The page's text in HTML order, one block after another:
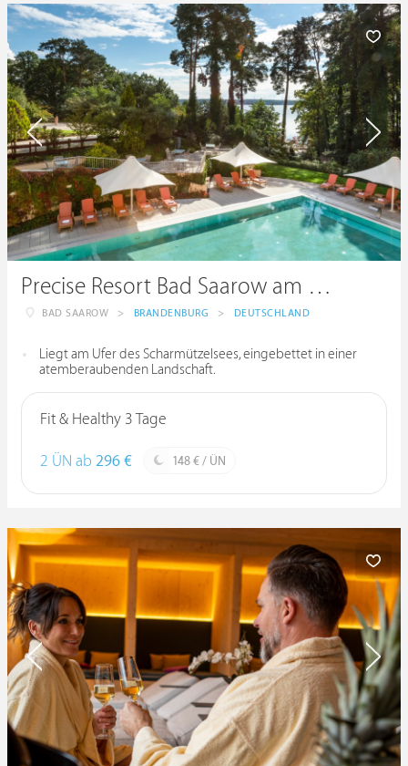
Precise Resort Bad Saarow am Scharmützelsee
BAD SAAROW > BRANDENBURG > DEUTSCHLAND
Liegt am Ufer des Scharmützelsees, eingebettet in einer
atemberaubenden Landschaft.
Fit & Healthy 3 Tage
2 ÜN ab 296 € 148 € / ÜN